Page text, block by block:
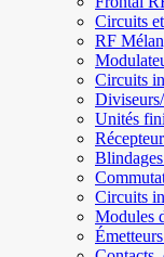
Circuits
RF
Circuits
Unités
Circuits
Modules